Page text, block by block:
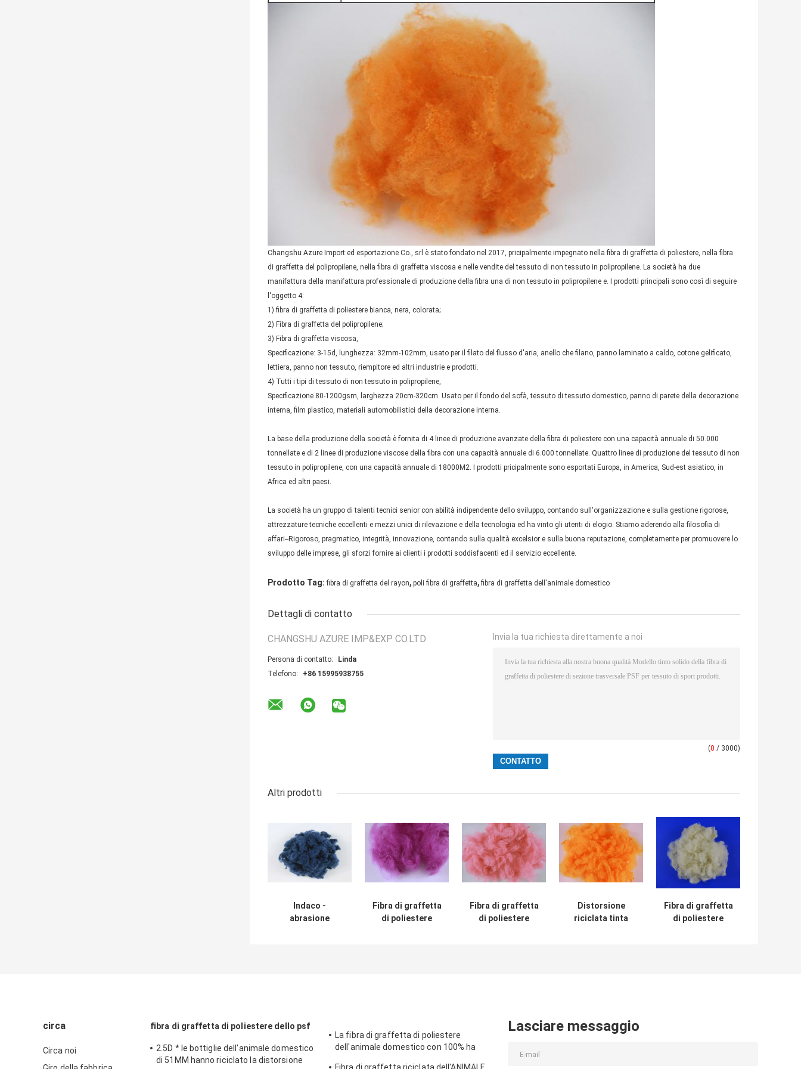
Changshu Azure Import ed esportazione Co., srl è stato fondato nel 2017, pricipalmente impegnato nella fibra di graffetta di poliestere, nella fibra
di graffetta del polipropilene, nella fibra di graffetta viscosa e nelle vendite del tessuto di non tessuto in polipropilene. La società ha due
manifattura della manifattura professionale di produzione della fibra una di non tessuto in polipropilene e. I prodotti principali sono così di seguire
l'oggetto 4:
1) fibra di graffetta di poliestere bianca, nera, colorata;
2) Fibra di graffetta del polipropilene;
3) Fibra di graffetta viscosa,
Specificazione: 3-15d, lunghezza: 32mm-102mm, usato per il filato del flusso d'aria, anello che filano, panno laminato a caldo, cotone gelificato,
lettiera, panno non tessuto, riempitore ed altri industrie e prodotti.
4) Tutti i tipi di tessuto di non tessuto in polipropilene,
Specificazione 80-1200gsm, larghezza 20cm-320cm. Usato per il fondo del sofà, tessuto di tessuto domestico, panno di parete della decorazione
interna, film plastico, materiali automobilistici della decorazione interna.
La base della produzione della società è fornita di 4 linee di produzione avanzate della fibra di poliestere con una capacità annuale di 50.000
tonnellate e di 2 linee di produzione viscose della fibra con una capacità annuale di 6.000 tonnellate. Quattro linee di produzione del tessuto di non
tessuto in polipropilene, con una capacità annuale di 18000M2. I prodotti pricipalmente sono esportati Europa, in America, Sud-est asiatico, in
Africa ed altri paesi.
La società ha un gruppo di talenti tecnici senior con abilità indipendente dello sviluppo, contando sull'organizzazione e sulla gestione rigorose,
attrezzature tecniche eccellenti e mezzi unici di rilevazione e della tecnologia ed ha vinto gli utenti di elogio. Stiamo aderendo alla filosofia di
affari--Rigoroso, pragmatico, integrità, innovazione, contando sulla qualità excelsior e sulla buona reputazione, completamente per promuovere lo
sviluppo delle imprese, gli sforzi fornire ai clienti i prodotti soddisfacenti ed il servizio eccellente.
Prodotto Tag: fibra di graffetta del rayon, poli fibra di graffetta, fibra di graffetta dell'animale domestico
Dettagli di contatto
CHANGSHU AZURE IMP&EXP CO.LTD
Persona di contatto:
Linda
Telefono:
+86 15995938755
Invia la tua richiesta direttamente a noi
(0 / 3000)
Altri prodotti
Indaco -
abrasione
Fibra di graffetta
di poliestere
Fibra di graffetta
di poliestere
Distorsione
riciclata tinta
Fibra di graffetta
di poliestere
circa
Circa noi
fibra di graffetta di poliestere dello psf
2.5D * le bottiglie dell'animale domestico
di 51MM hanno riciclato la distorsione
La fibra di graffetta di poliestere
dell'animale domestico con 100% ha
Fibra di graffetta riciclata dell'ANIMALE
Lasciare messaggio